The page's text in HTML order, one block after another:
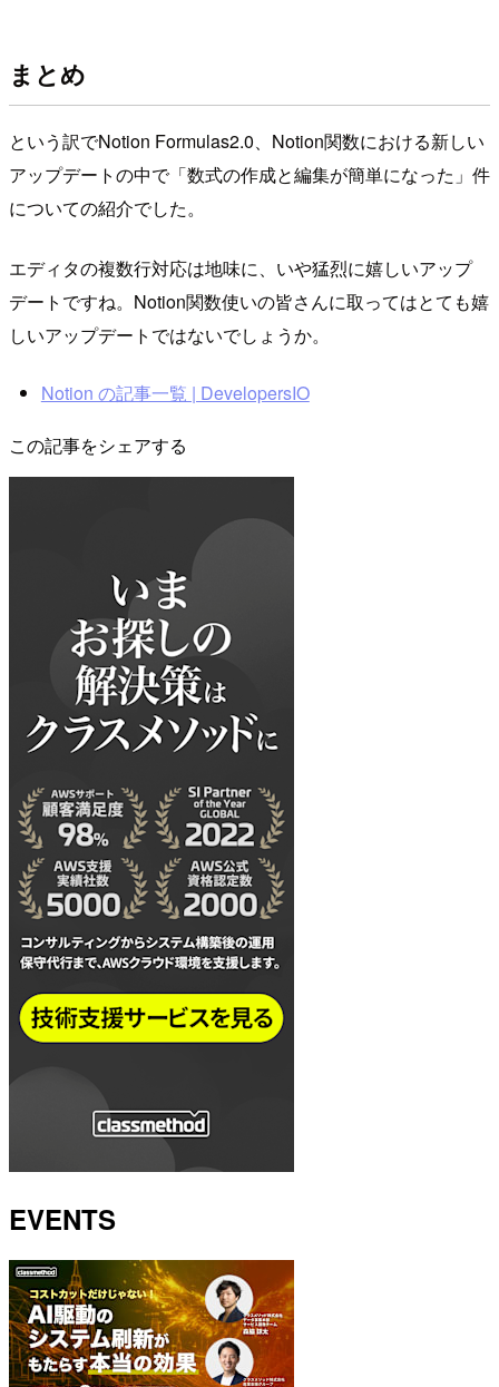
まとめ
という訳でNotion Formulas2.0、Notion関数における新しい
アップデートの中で「数式の作成と編集が簡単になった」件
についての紹介でした。
エディタの複数行対応は地味に、いや猛烈に嬉しいアップ
デートですね。Notion関数使いの皆さんに取ってはとても嬉
しいアップデートではないでしょうか。
Notion の記事一覧 | DevelopersIO
この記事をシェアする
EVENTS